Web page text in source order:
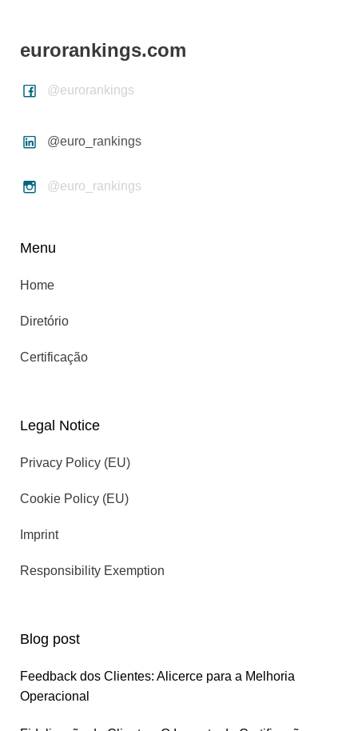
eurorankings.com
@eurorankings
@euro_rankings
@euro_rankings
Menu
Home
Diretório
Certificação
Legal Notice
Privacy Policy (EU)
Cookie Policy (EU)
Imprint
Responsibility Exemption
Blog post
Feedback dos Clientes: Alicerce para a Melhoria
Operacional